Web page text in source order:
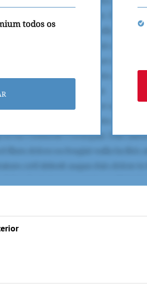
todos os